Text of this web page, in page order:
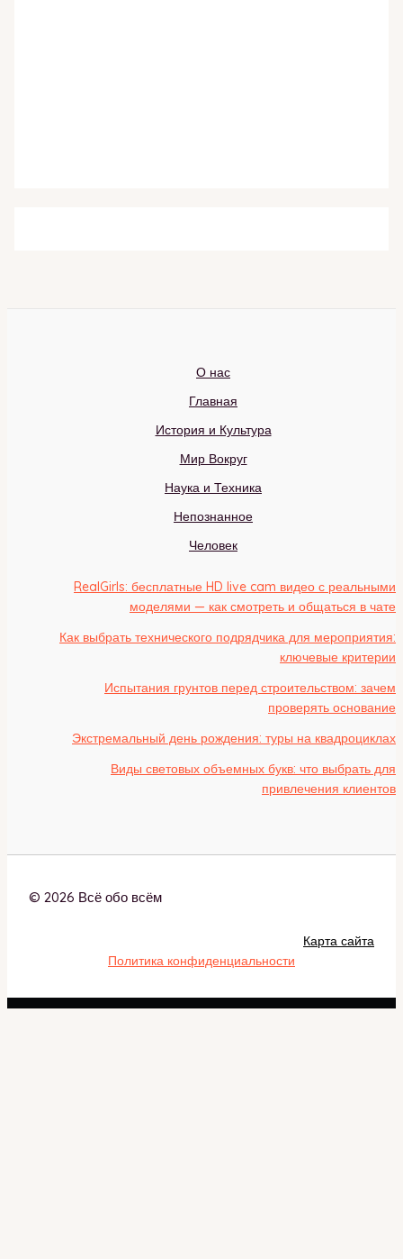
О нас
Главная
История и Культура
Мир Вокруг
Наука и Техника
Непознанное
Человек
RealGirls: бесплатные HD live cam видео с реальными
моделями — как смотреть и общаться в чате
Как выбрать технического подрядчика для мероприятия:
ключевые критерии
Испытания грунтов перед строительством: зачем
проверять основание
Экстремальный день рождения: туры на квадроциклах
Виды световых объемных букв: что выбрать для
привлечения клиентов
© 2026 Всё обо всём
Карта сайта
Политика конфиденциальности